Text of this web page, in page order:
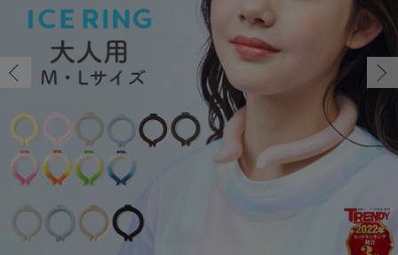
マタニティ トップス
マタニティ アウター（コート）・ママコート
マタニティ 授乳 キャミソール
産褥ショーツ
骨盤・マタニティベルト （妊娠中・産後）
産後 ガードル インナー
マタニティ 腹巻き
マタニティ フォーマル パンツ・ボトムス
【アウトレット】パジャマ
【アウトレット】インナー
コットン素材
冷房対策
Tシャツブラ
ブラトップ
親子セット
快適機能ウェア特集 トップス
インナー
雑貨
ベビー
MAX55%OFF ブラック
きれいめ美脚パンツ派
ツィード派
王道シンプル派
セットアップ派
快適ウェア10%OFF
ジャンパースカート/
ワーク・オフィス
カジュアル
フォーマル / オケー
あったかアイテム｜
10,001円（税込）〜
女の子におススメの
男の子におススメの
定番ギフト
もらって嬉しいギフト
かわいくておもしろ
何枚あっても嬉しい
保温&リカバリー
レギンス・タイツ
カップ付きインナー
あったか度◎
裏起毛素材
【冬のあったか特集
ブラック（Ｍ）
￥3,410
カートに入れる
閉じる